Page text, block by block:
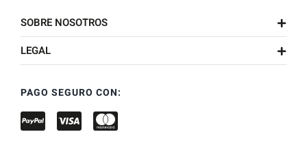
SOBRE NOSOTROS
LEGAL
PAGO SEGURO CON: